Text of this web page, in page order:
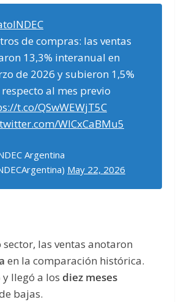
de compras: las ventas
13,3% interanual en
de 2026 y subieron 1,5%
al mes previo
t.co/QSwWEWjT5C
WICxCaBMu5
Argentina
May 22, 2026
las ventas anotaron
en la comparación histórica.
y llegó a los diez meses
bajas.